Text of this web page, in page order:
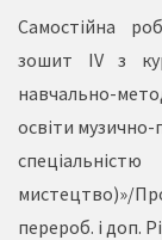
Самостійна
зошит IV з
навчально-
освіти музично-
мистецтво)»/
перероб. і доп.